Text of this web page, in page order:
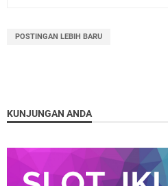
POSTINGAN LEBIH BARU
KUNJUNGAN ANDA